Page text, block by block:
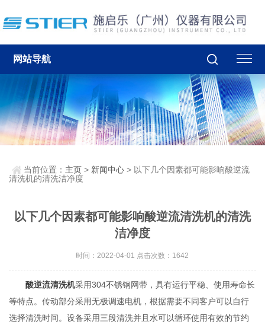
网站导航
当前位置： 主页 > 新闻中心 > 以下几个因素都可能影响酸逆流
清洗机的清洗洁净度
以下几个因素都可能影响酸逆流清洗机的清洗
洁净度
时间：2022-04-01 点击次数：1642
酸逆流清洗机采用304不锈钢网带，具有运行平稳、使用寿命长
等特点。传动部分采用无极调速电机，根据需要不同客户可以自行
选择清洗时间。设备采用三段清洗并且水可以循环使用有效的节约